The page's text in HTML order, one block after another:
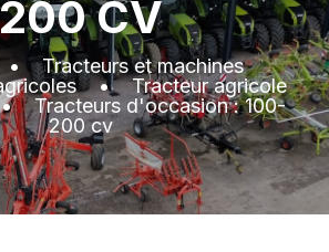
200 CV
Tracteurs et machines
•Tracteur agricole
Tracteurs d'occasion : 100-
200 cv